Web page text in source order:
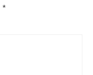
*